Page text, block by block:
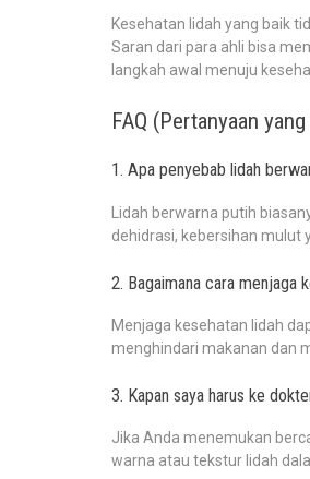
Kesehatan lidah yang baik
Saran dari para ahli bisa
langkah awal menuju
FAQ (Pertanyaan
1. Apa penyebab lidah
Lidah berwarna putih
dehidrasi, kebersihan mulut
2. Bagaimana cara menjaga
Menjaga kesehatan lidah
menghindari makanan dan
3. Kapan saya harus ke
Jika Anda menemukan
warna atau tekstur lidah